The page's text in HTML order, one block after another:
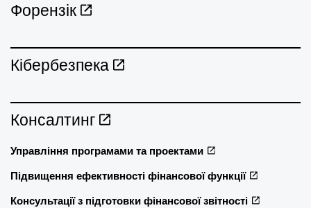
Форензік
Кібербезпека
Консалтинг
Управління програмами та проектами
Підвищення ефективності фінансової функції
Консультації з підготовки фінансової звітності